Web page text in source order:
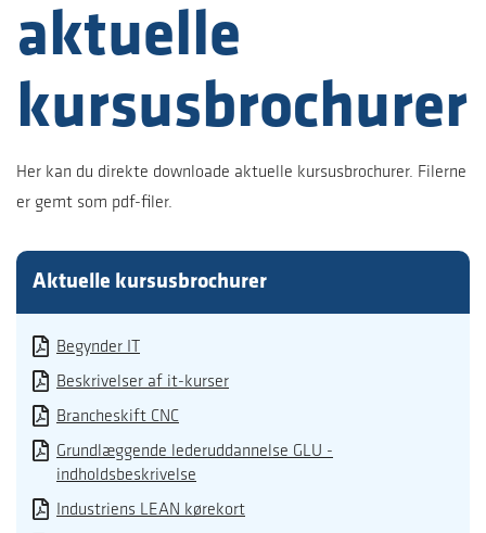
aktuelle
kursusbrochurer
Her kan du direkte downloade aktuelle kursusbrochurer. Filerne
er gemt som pdf-filer.
Aktuelle kursusbrochurer
Begynder IT
Beskrivelser af it-kurser
Brancheskift CNC
Grundlæggende lederuddannelse GLU -
indholdsbeskrivelse
Industriens LEAN kørekort